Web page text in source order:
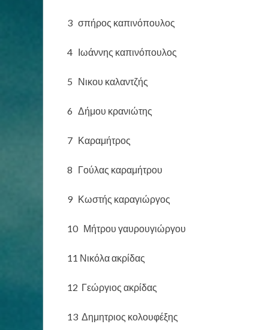
3 σπήρος καπινόπουλος
4 Ιωάννης καπινόπουλος
5 Νικου καλαντζής
6 Δήμου κρανιώτης
7 Καραμήτρος
8 Γούλας καραμήτρου
9 Κωστής καραγιώργος
10 Μήτρου γαυρουγιώργου
11 Νικόλα ακρίδας
12 Γεώργιος ακρίδας
13 Δημητριος κολουφέξης